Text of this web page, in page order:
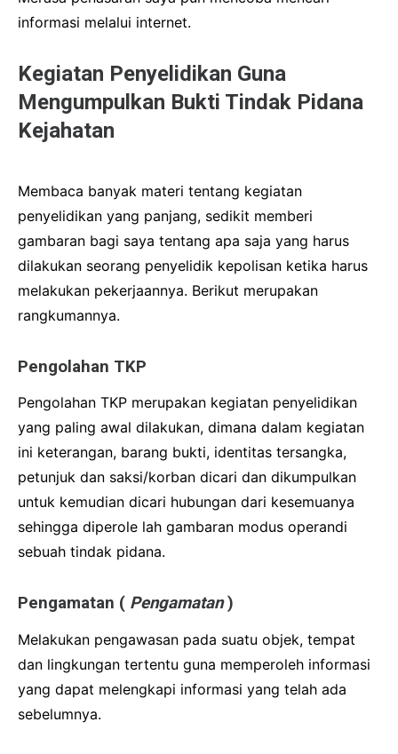
informasi melalui internet.
Kegiatan Penyelidikan Guna
Mengumpulkan Bukti Tindak Pidana
Kejahatan
Membaca banyak materi tentang kegiatan
penyelidikan yang panjang, sedikit memberi
gambaran bagi saya tentang apa saja yang harus
dilakukan seorang penyelidik kepolisan ketika harus
melakukan pekerjaannya. Berikut merupakan
rangkumannya.
Pengolahan TKP
Pengolahan TKP merupakan kegiatan penyelidikan
yang paling awal dilakukan, dimana dalam kegiatan
ini keterangan, barang bukti, identitas tersangka,
petunjuk dan saksi/korban dicari dan dikumpulkan
untuk kemudian dicari hubungan dari kesemuanya
sehingga diperole lah gambaran modus operandi
sebuah tindak pidana.
Pengamatan ( Pengamatan)
Melakukan pengawasan pada suatu objek, tempat
dan lingkungan tertentu guna memperoleh informasi
yang dapat melengkapi informasi yang telah ada
sebelumnya.